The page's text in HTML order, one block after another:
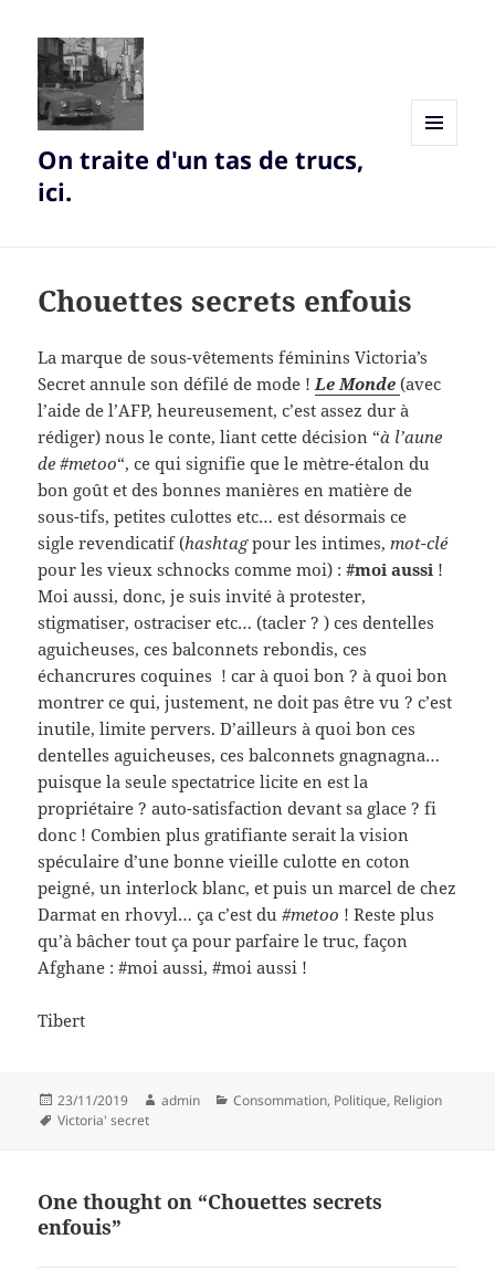
On traite d'un tas de trucs,
ici.
Chouettes secrets enfouis
La marque de sous-vêtements féminins Victoria’s
Secret annule son défilé de mode !Le Monde (avec
l’aide de l’AFP, heureusement, c’est assez dur à
rédiger) nous le conte, liant cette décision “à l’aune
de #metoo“, ce qui signifie que le mètre-étalon du
bon goût et des bonnes manières en matière de
sous-tifs, petites culottes etc… est désormais ce
sigle revendicatif (hashtagpour les intimes,mot-clé
pour les vieux schnocks comme moi) :#moi aussi !
Moi aussi, donc, je suis invité à protester,
stigmatiser, ostraciser etc… (tacler ? ) ces dentelles
aguicheuses, ces balconnets rebondis, ces
échancrures coquines ! car à quoi bon ? à quoi bon
montrer ce qui, justement, ne doit pas être vu ? c’est
inutile, limite pervers. D’ailleurs à quoi bon ces
dentelles aguicheuses, ces balconnets gnagnagna…
puisque la seule spectatrice licite en est la
propriétaire ? auto-satisfaction devant sa glace ? fi
donc ! Combien plus gratifiante serait la vision
spéculaire d’une bonne vieille culotte en coton
peigné, un interlock blanc, et puis un marcel de chez
Darmat en rhovyl… ça c’est du#metoo ! Reste plus
qu’à bâcher tout ça pour parfaire le truc, façon
Afghane : #moi aussi, #moi aussi !
Tibert
Posted
on
23/11/2019 Author
admin Categories
Consommation, Politique, Religion
Tags
Victoria' secret
One thought on “Chouettes secrets
enfouis”